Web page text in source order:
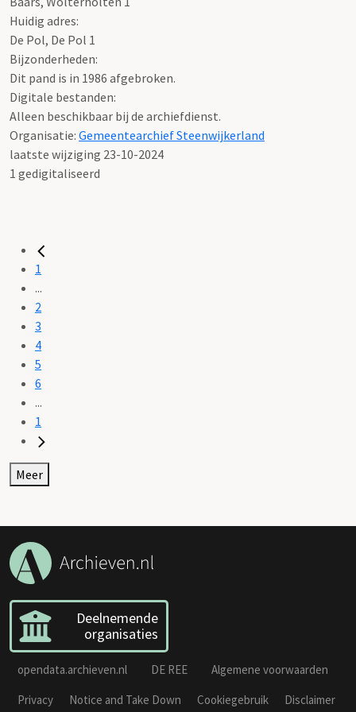
Huidig adres:
De Pol, De Pol 1
Bijzonderheden:
Dit pand is in 1986 afgebroken.
Digitale bestanden:
Alleen beschikbaar bij de archiefdienst.
Organisatie: Gemeentearchief Steenwijkerland
laatste wijziging 23-10-2024
1 gedigitaliseerd
1
...
2
3
4
5
6
...
1
Meer
Deelnemende
organisaties
opendata.archieven.nl DE REE
Algemene voorwaarden
Privacy
Notice and Take Down Cookiegebruik
Disclaimer